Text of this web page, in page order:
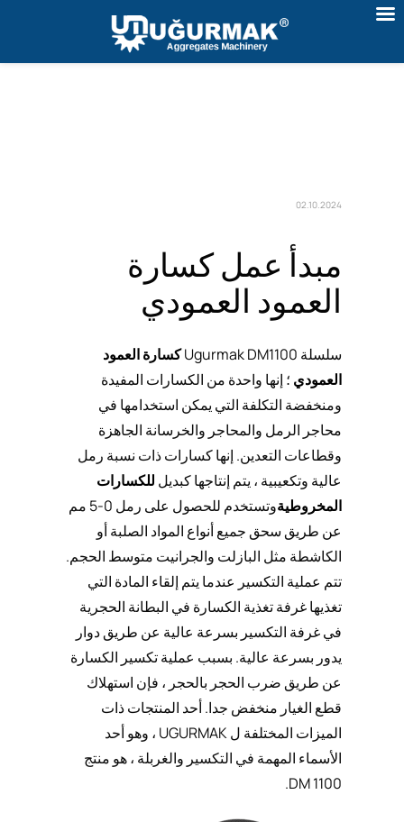
02.10.2024
مبدأ عمل كسارة
العمود العمودي
سلسلة Ugurmak DM1100
كسارة العمود
العمودي ؛ إنها واحدة من الكسارات المفيدة
ومنخفضة التكلفة التي يمكن استخدامها في
محاجر الرمل والمحاجر والخرسانة الجاهزة
وقطاعات التعدين. إنها كسارات ذات نسبة رمل
عالية وتكعيبية ، يتم إنتاجها كبديل للكسارات
المخروطية
وتستخدم للحصول على رمل 0-5 مم
عن طريق سحق جميع أنواع المواد الصلبة أو
الكاشطة مثل البازلت والجرانيت متوسط الحجم.
تتم عملية التكسير عندما يتم إلقاء المادة التي
تغذيها غرفة تغذية الكسارة في البطانة الحجرية
في غرفة التكسير بسرعة عالية عن طريق دوار
يدور بسرعة عالية. بسبب عملية تكسير الكسارة
عن طريق ضرب الحجر بالحجر ، فإن استهلاك
قطع الغيار منخفض جدا. أحد المنتجات ذات
الميزات المختلفة ل UGURMAK ، وهو أحد
الأسماء المهمة في التكسير والغربلة ، هو منتج
DM 1100.